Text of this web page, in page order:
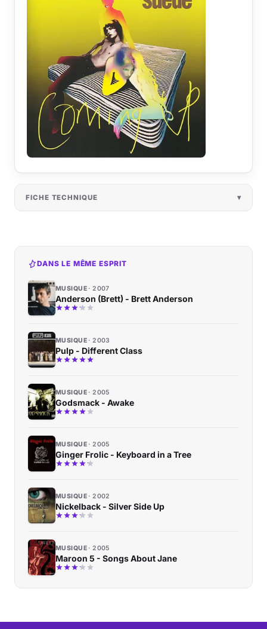
FICHE TECHNIQUE
DANS LE MÊME ESPRIT
MUSIQUE 2007
Anderson (Brett) - Brett Anderson
MUSIQUE 2003
Pulp - Different Class
MUSIQUE 2005
Godsmack - Awake
MUSIQUE 2005
Ginger Frolic - Keyboard in a Tree
MUSIQUE 2002
Nickelback - Silver Side Up
MUSIQUE 2005
Maroon 5 - Songs About Jane